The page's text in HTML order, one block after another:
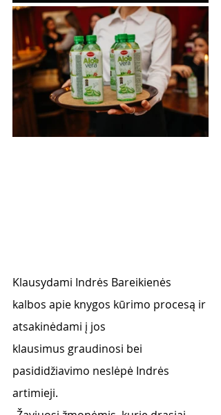
Klausydami Indrės Bareikienės
kalbos apie knygos kūrimo procesą ir
atsakinėdami į jos
klausimus graudinosi bei
pasididžiavimo neslėpė Indrės
artimieji.